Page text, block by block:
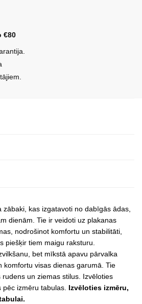
€80
zābaki, kas izgatavoti no dabīgās ādas,
dienām. Tie ir veidoti uz plakanas
nodrošinot komfortu un stabilitāti,
piešķir tiem maigu raksturu.
bet mīkstā apavu pārvalka
komfortu visas dienas garumā. Tie
un ziemas stilus. Izvēloties
pēc izmēru tabulas. Izvēloties izmēru,